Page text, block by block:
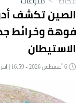
فوهة وخرائط
الاستيطان